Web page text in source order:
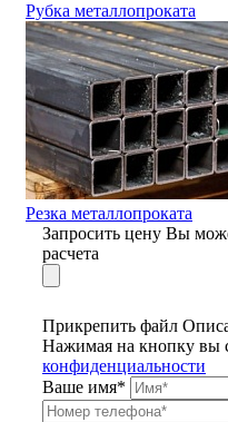
Рубка металлопроката
Резка металлопроката
Запросить цену Вы
расчета
Прикрепить файл
Нажимая на кнопку вы
конфиденциальности
Ваше имя*